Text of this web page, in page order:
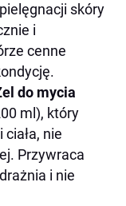
skóry
i
cenne
do mycia
ml), który
nie
Przywraca
i nie